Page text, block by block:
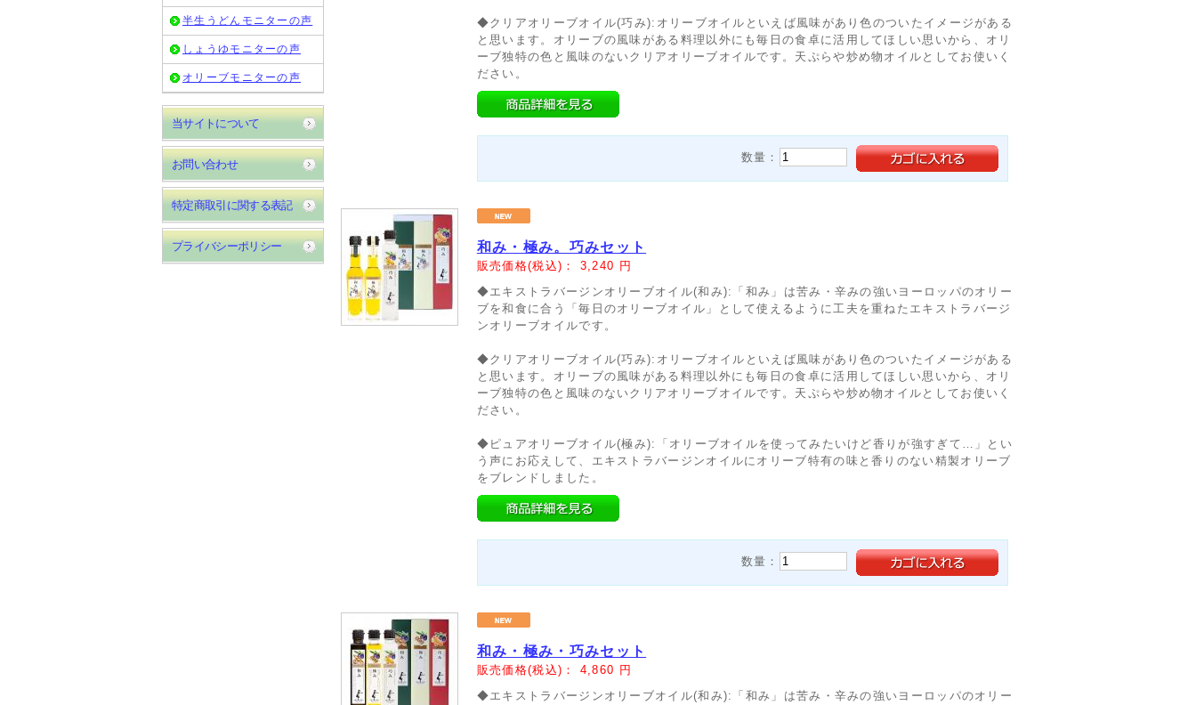
半生うどんモニターの声
しょうゆモニターの声
オリーブモニターの声
当サイトについて
お問い合わせ
特定商取引に関する表記
プライバシーポリシー
◆クリアオリーブオイル(巧み):オリーブオイルといえば風味があり色のついたイメージがある
と思います。オリーブの風味がある料理以外にも毎日の食卓に活用してほしい思いから、オリ
ーブ独特の色と風味のないクリアオリーブオイルです。天ぷらや炒め物オイルとしてお使いく
ださい。
数量：
和み・極み。巧みセット
販売価格(税込)： 3,240 円
◆エキストラバージンオリーブオイル(和み):「和み」は苦み・辛みの強いヨーロッパのオリー
ブを和食に合う「毎日のオリーブオイル」として使えるように工夫を重ねたエキストラバージ
ンオリーブオイルです。
◆クリアオリーブオイル(巧み):オリーブオイルといえば風味があり色のついたイメージがある
と思います。オリーブの風味がある料理以外にも毎日の食卓に活用してほしい思いから、オリ
ーブ独特の色と風味のないクリアオリーブオイルです。天ぷらや炒め物オイルとしてお使いく
ださい。
◆ピュアオリーブオイル(極み):「オリーブオイルを使ってみたいけど香りが強すぎて…」とい
う声にお応えして、エキストラバージンオイルにオリーブ特有の味と香りのない精製オリーブ
をブレンドしました。
数量：
和み・極み・巧みセット
販売価格(税込)： 4,860 円
◆エキストラバージンオリーブオイル(和み):「和み」は苦み・辛みの強いヨーロッパのオリー